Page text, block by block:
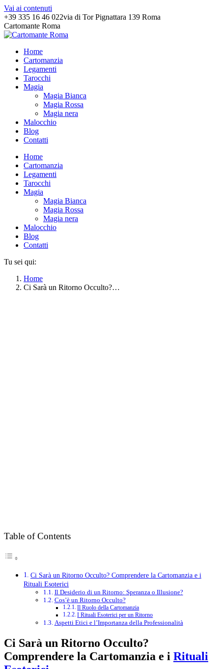
Vai ai contenuti
+39 335 16 46 022via di Tor Pignattara 139 Roma
Cartomante Roma
Home
Cartomanzia
Legamenti
Tarocchi
Magia
Magia Bianca
Magia Rossa
Magia nera
Malocchio
Blog
Contatti
Home
Cartomanzia
Legamenti
Tarocchi
Magia
Magia Bianca
Magia Rossa
Magia nera
Malocchio
Blog
Contatti
Tu sei qui:
Home
Ci Sarà un Ritorno Occulto?…
Table of Contents
Ci Sarà un Ritorno Occulto? Comprendere la Cartomanzia e i
Rituali Esoterici
Il Desiderio di un Ritorno: Speranza o Illusione?
Cos’è un Ritorno Occulto?
Il Ruolo della Cartomanzia
I Rituali Esoterici per un Ritorno
Aspetti Etici e l’Importanza della Professionalità
Ci Sarà un Ritorno Occulto?
Comprendere la Cartomanzia e i Rituali